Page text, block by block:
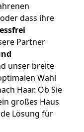
dass ihre
Partner
unser breite
Wahl
Haar. Ob Sie
großes Haus
Lösung für